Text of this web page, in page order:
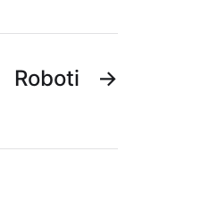
→
Roboti